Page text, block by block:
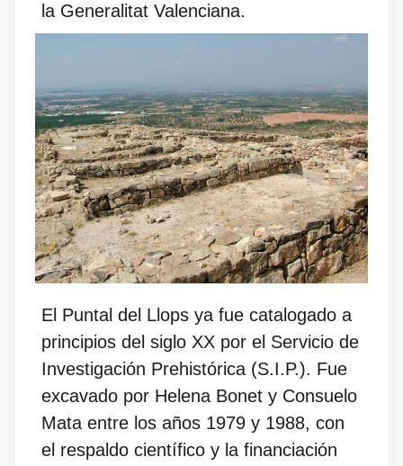
la Generalitat Valenciana.
El Puntal del Llops ya fue catalogado a
principios del siglo XX por el Servicio de
Investigación Prehistórica (S.I.P.). Fue
excavado por Helena Bonet y Consuelo
Mata entre los años 1979 y 1988, con
el respaldo científico y la financiación